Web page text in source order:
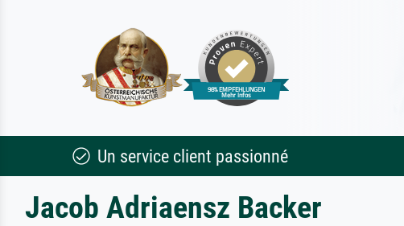
Un service client passionné
Jacob Adriaensz Backer